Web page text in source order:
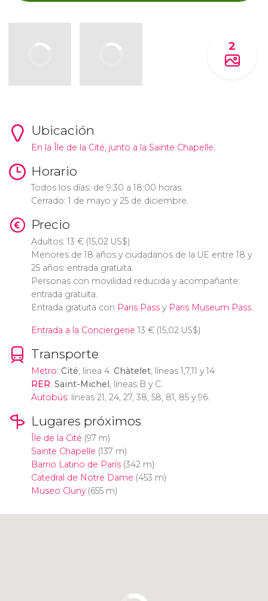
2
Ubicación
En la Île de la Cité, junto a la Sainte Chapelle.
Horario
Todos los días: de 9:30 a 18:00 horas.
Cerrado: 1 de mayo y 25 de diciembre.
Precio
Adultos: 13 €(15,02 US$)
Menores de 18 años y ciudadanos de la UE entre 18 y
25 años: entrada gratuita.
Personas con movilidad reducida y acompañante:
entrada gratuita.
Entrada gratuita con Paris Passy Paris Museum Pass.
Entrada a la Conciergerie 13 €(15,02 US$)
Transporte
Metro: Cité, línea 4. Chàtelet, líneas 1,7,11 y 14
RER: Saint-Michel, líneas B y C.
Autobús: líneas 21, 24, 27, 38, 58, 81, 85 y 96.
Lugares próximos
Île de la Cité (97 m)
Sainte Chapelle (137 m)
Barrio Latino de París(342 m)
Catedral de Notre Dame (453 m)
Museo Cluny(655 m)